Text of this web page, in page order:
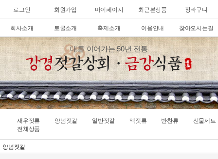
로그인 회원가입 마이페이지 최근본상품 장바구니
회사소개 토굴소개 축제소개 이용안내 찾아오시는길
대를 이어가는 50년 전통
새우젓류 양념젓갈 일반젓갈 액젓류 반찬류
선물세트
전체상품
양념젓갈